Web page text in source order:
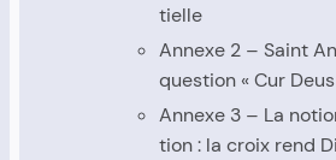
tielle
Annexe 2 – Saint
ques­tion « Cur
Annexe 3 – La
tion : la croix rend